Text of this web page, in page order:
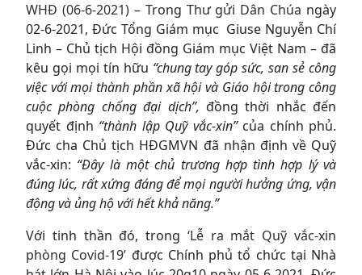
WHĐ (06-6-2021)– Trong Thư gửi Dân Chúa ngày
02-6-2021, Đức Tổng Giám mục Giuse Nguyễn Chí
Linh – Chủ tịch Hội đồng Giám mục Việt Nam – đã
kêu gọi mọi tín hữu “chung tay góp sức, san sẻ công
việc với mọi thành phần xã hội và Giáo hội trong công
cuộc phòng chống đại dịch”, đồng thời nhắc đến
quyết định “thành lập Quỹ vắc-xin”của chính phủ.
Đức cha Chủ tịch HĐGMVN đã nhận định về Quỹ
vắc-xin: “Đây là một chủ trương hợp tình hợp lý và
đúng lúc, rất xứng đáng để mọi người hưởng ứng, vận
động và ủng hộ với hết khả năng.”
Với tinh thần đó, trong ‘Lễ ra mắt Quỹ vắc-xin
phòng Covid-19’ được Chính phủ tổ chức tại Nhà